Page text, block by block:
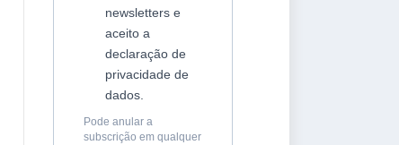
newsletters e
aceito a
declaração de
privacidade de
dados.
Pode anular a
subscrição em qualquer